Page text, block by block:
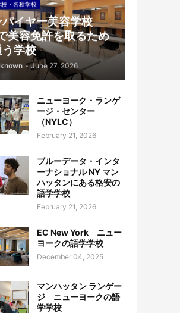
・各種学校
パイヤー美容学校
美容免許を取るため
学校
- June 27, 2026
ニューヨーク・ランゲ
ージ・センター
（NYLC）
February 21, 2026
ブルーデータ・インタ
ーナショナル NY マン
ハッタンにある格安の
語学学校
February 21, 2026
EC New York ニュー
ヨークの語学学校
December 04, 2025
マンハッタン ランゲー
ジ ニューヨークの語
学学校